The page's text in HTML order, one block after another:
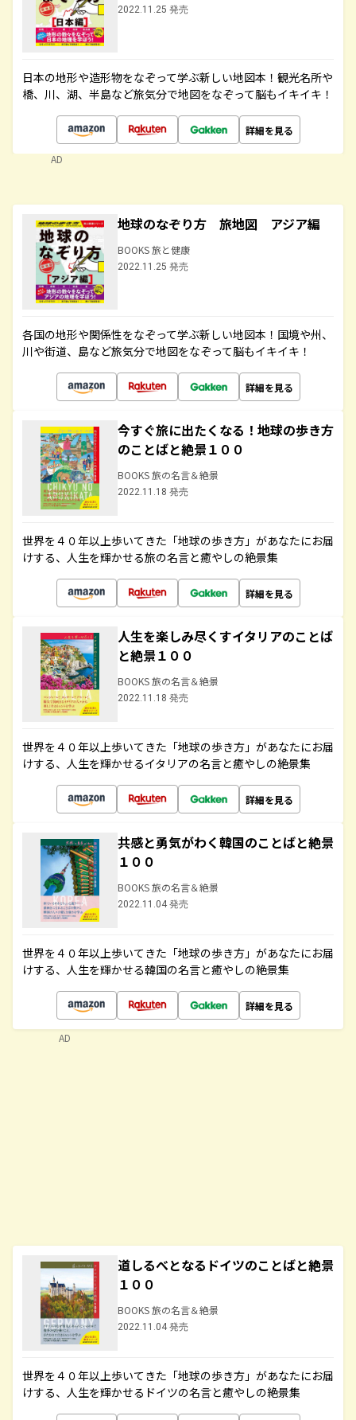
2022.11.25 発売
日本の地形や造形物をなぞって学ぶ新しい地図本！観光名所や
橋、川、湖、半島など旅気分で地図をなぞって脳もイキイキ！
詳細を見る
AD
地球のなぞり方 旅地図 アジア編
BOOKS 旅と健康
2022.11.25 発売
各国の地形や関係性をなぞって学ぶ新しい地図本！国境や州、
川や街道、島など旅気分で地図をなぞって脳もイキイキ！
詳細を見る
今すぐ旅に出たくなる！地球の歩き方
のことばと絶景１００
BOOKS 旅の名言＆絶景
2022.11.18 発売
世界を４０年以上歩いてきた「地球の歩き方」があなたにお届
けする、人生を輝かせる旅の名言と癒やしの絶景集
詳細を見る
人生を楽しみ尽くすイタリアのことば
と絶景１００
BOOKS 旅の名言＆絶景
2022.11.18 発売
世界を４０年以上歩いてきた「地球の歩き方」があなたにお届
けする、人生を輝かせるイタリアの名言と癒やしの絶景集
詳細を見る
共感と勇気がわく韓国のことばと絶景
１００
BOOKS 旅の名言＆絶景
2022.11.04 発売
世界を４０年以上歩いてきた「地球の歩き方」があなたにお届
けする、人生を輝かせる韓国の名言と癒やしの絶景集
詳細を見る
道しるべとなるドイツのことばと絶景
１００
BOOKS 旅の名言＆絶景
2022.11.04 発売
世界を４０年以上歩いてきた「地球の歩き方」があなたにお届
けする、人生を輝かせるドイツの名言と癒やしの絶景集
AD